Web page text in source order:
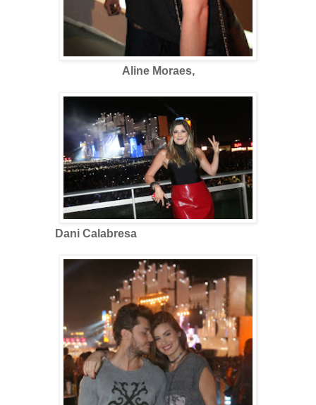
Aline Moraes,
Dani Calabresa